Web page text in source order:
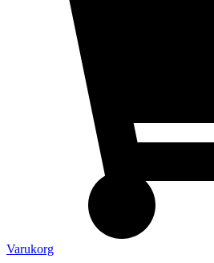
Varukorg